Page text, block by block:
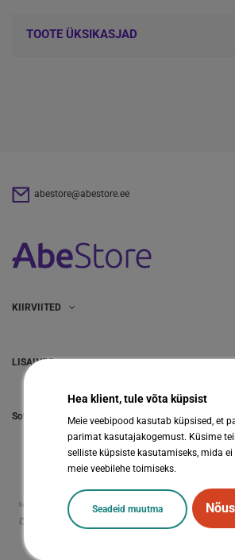
TOOTE ÜKSIKASJAD
abestore@abestore.ee
KIIRVIITED
LISAINFO
Hea klient, tule võta küpsist
Meie veebipood kasutab küpsised, et
parimat kasutajakogemust. Küsime
selliste küpsiste kasutamiseks, mida ei
meie veebilehe toimiseks.
Seadeid muutma
Sotsiaalmeedia